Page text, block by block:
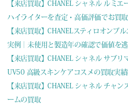
【来店買取】CHANEL シャネル ルミ
ハイライターを査定・高価評価でお買取
【来店買取】CHANELスティロオンブ
実例｜未使用と製造年の確認で価値を
【来店買取】CHANEL シャネル サブ
UV50 高級スキンケアコスメの買取実
【来店買取】CHANEL シャネル チャ
ームの買取